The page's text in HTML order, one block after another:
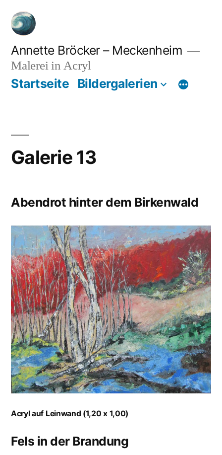
Zum
Inhalt
springen
Annette Bröcker – Meckenheim
Malerei in Acryl
Startseite Bildergalerien
Galerie 13
Abendrot hinter dem Birkenwald
Acryl auf Leinwand (1,20 x 1,00)
Fels in der Brandung